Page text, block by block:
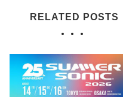
RELATED POSTS